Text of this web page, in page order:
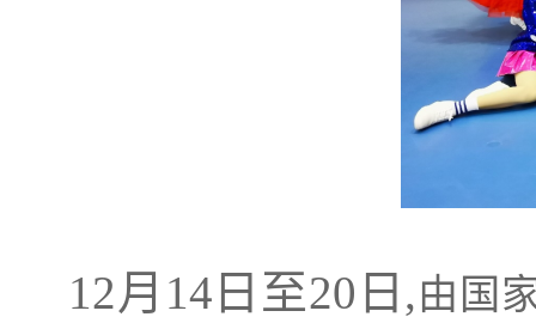
12月14日至20日,由国